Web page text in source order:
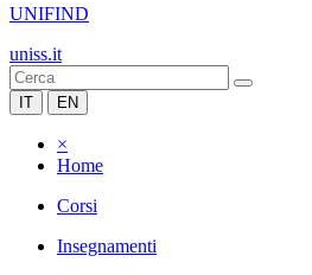
UNIFIND
uniss.it
IT EN
×
Home
Corsi
Insegnamenti